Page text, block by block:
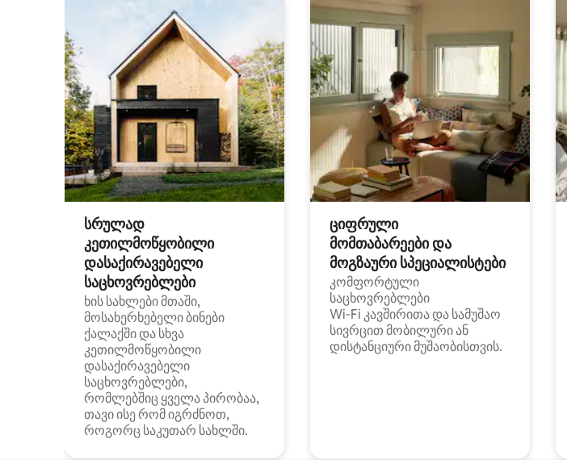
სრულად
კეთილმოწყობილი
დასაქირავებელი
საცხოვრებლები
ხის სახლები მთაში,
მოსახერხებელი ბინები
ქალაქში და სხვა
კეთილმოწყობილი
დასაქირავებელი
საცხოვრებლები,
რომლებშიც ყველა პირობაა,
თავი ისე რომ იგრძნოთ,
როგორც საკუთარ სახლში.
ციფრული
მომთაბარეები და
მოგზაური სპეციალისტები
კომფორტული
საცხოვრებლები
Wi‑Fi კავშირითა და სამუშაო
სივრცით მობილური ან
დისტანციური მუშაობისთვის.